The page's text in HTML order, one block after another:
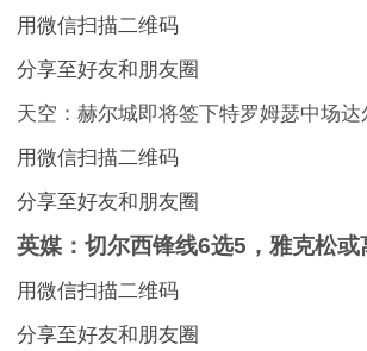
用微信扫描二维码
分享至好友和朋友圈
天空：赫尔城即将签下特罗姆瑟中场
用微信扫描二维码
分享至好友和朋友圈
英媒：切尔西锋线6选5，雅克松或
用微信扫描二维码
分享至好友和朋友圈